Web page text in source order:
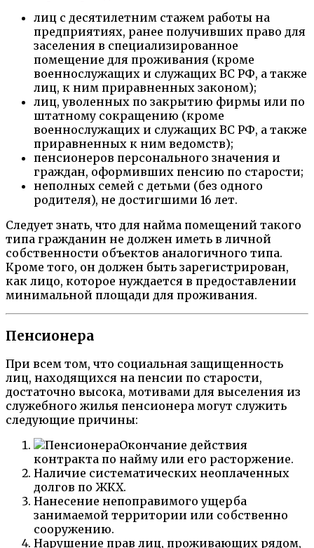
лиц с десятилетним стажем работы на
предприятиях, ранее получивших право для
заселения в специализированное
помещение для проживания (кроме
военнослужащих и служащих ВС РФ, а также
лиц, к ним приравненных законом);
лиц, уволенных по закрытию фирмы или по
штатному сокращению (кроме
военнослужащих и служащих ВС РФ, а также
приравненных к ним ведомств);
пенсионеров персонального значения и
граждан, оформивших пенсию по старости;
неполных семей с детьми (без одного
родителя), не достигшими 16 лет.
Следует знать, что для найма помещений такого
типа гражданин не должен иметь в личной
собственности объектов аналогичного типа.
Кроме того, он должен быть зарегистрирован,
как лицо, которое нуждается в предоставлении
минимальной площади для проживания.
Пенсионера
При всем том, что социальная защищенность
лиц, находящихся на пенсии по старости,
достаточно высока, мотивами для выселения из
служебного жилья пенсионера могут служить
следующие причины:
Окончание действия
контракта по найму или его расторжение.
Наличие систематических неоплаченных
долгов по ЖКХ.
Нанесение непоправимого ущерба
занимаемой территории или собственно
сооружению.
Нарушение прав лиц, проживающих рядом,